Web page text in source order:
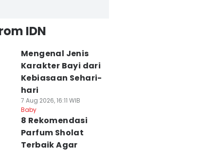
IDN
Mengenal Jenis
Karakter Bayi dari
Kebiasaan Sehari-
hari
7 Aug 2026, 16:11 WIB
Baby
8 Rekomendasi
Parfum Sholat
Terbaik Agar